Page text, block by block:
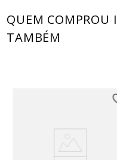
QUEM COMPROU
TAMBÉM